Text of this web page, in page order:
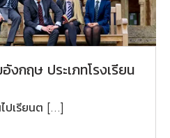
งกฤษ ประเภทโรงเรียน
ปเรียนต […]